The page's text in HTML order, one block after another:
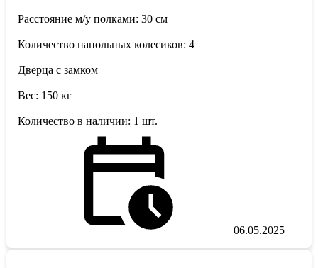
Расстояние м/у полками: 30 см
Количество напольных колесиков: 4
Дверца с замком
Вес: 150 кг
Количество в наличии: 1 шт.
06.05.2025